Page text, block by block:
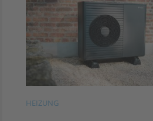
HEIZUNG